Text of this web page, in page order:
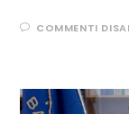
COMMENTI